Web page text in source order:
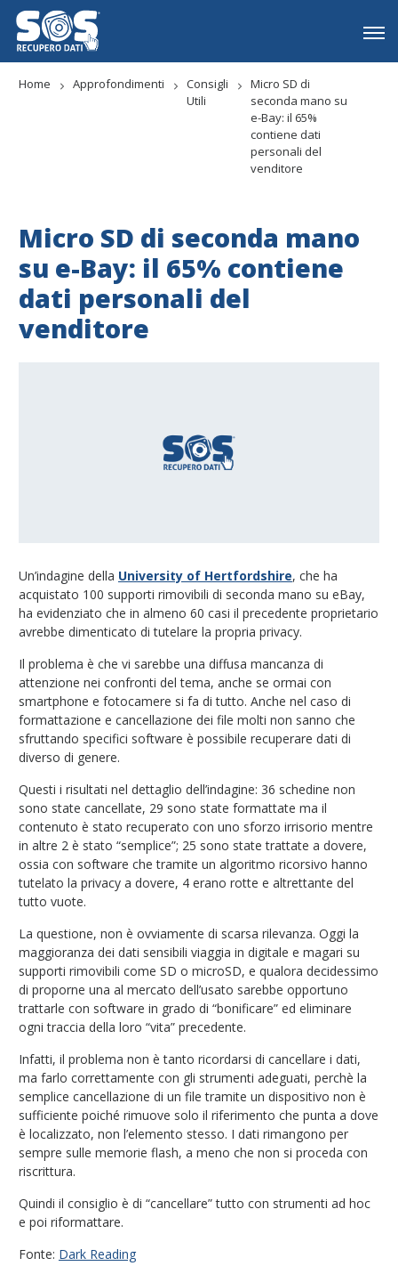
Home Approfondimenti
Consigli
Utili
Micro SD di
seconda mano su
e-Bay: il 65%
contiene dati
personali del
venditore
Micro SD di seconda mano
su e-Bay: il 65% contiene
dati personali del
venditore
Un’indagine della University of Hertfordshire, che ha
acquistato 100 supporti rimovibili di seconda mano su eBay,
ha evidenziato che in almeno 60 casi il precedente proprietario
avrebbe dimenticato di tutelare la propria privacy.
Il problema è che vi sarebbe una diffusa mancanza di
attenzione nei confronti del tema, anche se ormai con
smartphone e fotocamere si fa di tutto. Anche nel caso di
formattazione e cancellazione dei file molti non sanno che
sfruttando specifici software è possibile recuperare dati di
diverso di genere.
Questi i risultati nel dettaglio dell’indagine: 36 schedine non
sono state cancellate, 29 sono state formattate ma il
contenuto è stato recuperato con uno sforzo irrisorio mentre
in altre 2 è stato “semplice”; 25 sono state trattate a dovere,
ossia con software che tramite un algoritmo ricorsivo hanno
tutelato la privacy a dovere, 4 erano rotte e altrettante del
tutto vuote.
La questione, non è ovviamente di scarsa rilevanza. Oggi la
maggioranza dei dati sensibili viaggia in digitale e magari su
supporti rimovibili come SD o microSD, e qualora decidessimo
di proporne una al mercato dell’usato sarebbe opportuno
trattarle con software in grado di “bonificare” ed eliminare
ogni traccia della loro “vita” precedente.
Infatti, il problema non è tanto ricordarsi di cancellare i dati,
ma farlo correttamente con gli strumenti adeguati, perchè la
semplice cancellazione di un file tramite un dispositivo non è
sufficiente poiché rimuove solo il riferimento che punta a dove
è localizzato, non l’elemento stesso. I dati rimangono per
sempre sulle memorie flash, a meno che non si proceda con
riscrittura.
Quindi il consiglio è di “cancellare” tutto con strumenti ad hoc
e poi riformattare.
Fonte: Dark Reading